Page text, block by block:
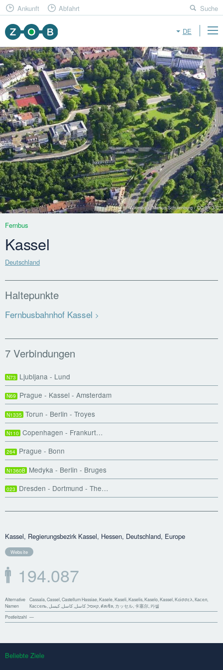
DE
Ankunft Abfahrt Suche
Wikimedia: Markus Schulenburg / CC BY 3.0
Fernbus
Kassel
Deutschland
Haltepunkte
Fernbusbahnhof Kassel
7 Verbindungen
N73 Ljubljana - Lund
N69 Prague - Kassel - Amsterdam
N1335 Torun - Berlin - Troyes
N110 Copenhagen - Frankurt…
264 Prague - Bonn
N1360B Medyka - Berlin - Bruges
023 Dresden - Dortmund - The…
Kassel, Regierungsbezirk Kassel, Hessen, Deutschland, Europe
Website
194.087
Alternative
Namen
Cassala, Cassel, Castellum Hassiae, Kasele, Kaseli, Kaselis, Kaselo, Kassel, Κάσσελ, Касел,
Кассель, קאסל, كاسل, کاسل, کیسل, คัสเซิล, カッセル, 卡塞尔, 카셀
Postleitzahl —
Beliebte Ziele